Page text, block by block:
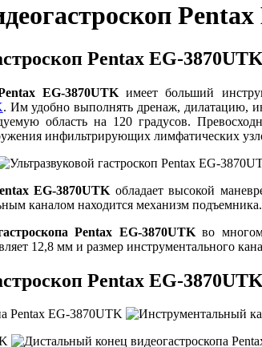
Pentax EG-
EG-3870UTKимеет больший
. Им удобно выполнять дренаж, дилатацию,
область на 120 градусов.
инфильтрирующих лимфатических
EG-3870UTK обладает высокой
каналом находится механизм подъемника.
Pentax EG-3870UTKво
12,8 мм и размер инструментального
Pentax EG-